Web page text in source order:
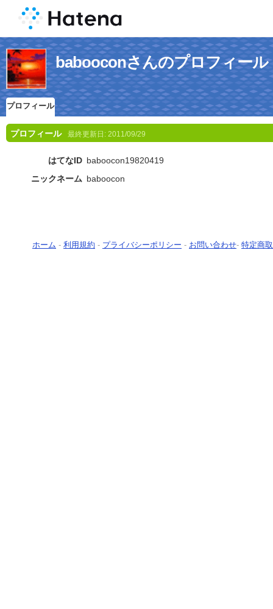
babooconさんのプロフィール
プロフィール
プロフィール 最終更新日: 2011/09/29
はてなID baboocon19820419
ニックネーム baboocon
ホーム - 利用規約 - プライバシーポリシー - お問い合わせ- 特定商